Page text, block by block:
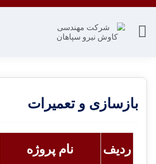
بازسازی و تعمیرات
ردیف نام پروژه